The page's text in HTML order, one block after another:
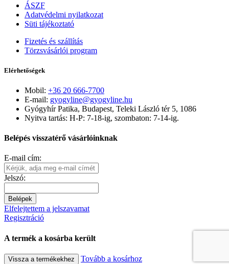
ÁSZF
Adatvédelmi nyilatkozat
Süti tájékoztató
Fizetés és szállítás
Törzsvásárlói program
Elérhetőségek
Mobil: +36 20 666-7700
E-mail: gyogyline@gyogyline.hu
Gyógyhír Patika, Budapest, Teleki László tér 5, 1086
Nyitva tartás: H-P: 7-18-ig, szombaton: 7-14-ig.
Belépés visszatérő vásárlóinknak
E-mail cím:
Jelszó:
Belépek
Elfelejtettem a jelszavamat
Regisztráció
A termék a kosárba került
Vissza a termékekhez Tovább a kosárhoz